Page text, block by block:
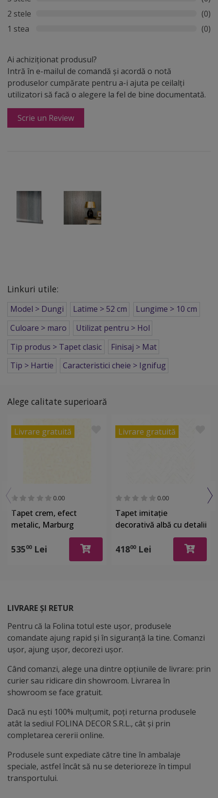
2 stele
(0)
1 stea
(0)
Ai achiziționat produsul?
Intră în e-mailul de comandă și acordă o notă
produselor cumpărate pentru a-i ajuta pe ceilalți
utilizatori să facă o alegere la fel de bine documentată.
Scrie un Review
Linkuri utile:
Model > Dungi Latime > 52 cm
Lungime > 10 cm
Culoare > maro
Utilizat pentru > Hol
Tip produs > Tapet clasic
Finisaj > Mat
Tip > Hartie
Caracteristici cheie > Ignifug
Alege calitate superioară
Livrare gratuită
0.00
Tapet crem, efect
metalic, Marburg
Gloockler 52502
53500Lei
Livrare gratuită
0.00
Tapet imitaţie
decorativă albă cu detalii
argintii, Marburg 32034
41800Lei
LIVRARE ȘI RETUR
Pentru că la Folina totul este ușor, produsele
comandate ajung rapid și în siguranță la tine. Comanzi
ușor, ajung ușor, decorezi ușor.
Când comanzi, alege una dintre opțiunile de livrare: prin
curier sau ridicare din showroom. Livrarea în
showroom se face gratuit.
Dacă nu ești 100% mulțumit, poți returna produsele
atât la sediul FOLINA DECOR S.R.L., cât și prin
completarea cererii online.
Produsele sunt expediate către tine în ambalaje
speciale, astfel încât să nu se deterioreze în timpul
transportului.